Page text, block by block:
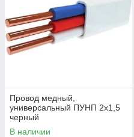
Провод медный,
универсальный ПУНП 2х1,5
черный
В наличии